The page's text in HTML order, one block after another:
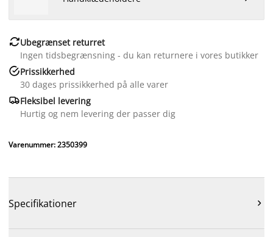
Ubegrænset returret
Ingen tidsbegrænsning - du kan returnere i vores butikker
Prissikkerhed
30 dages prissikkerhed på alle varer
Fleksibel levering
Hurtig og nem levering der passer dig
Varenummer: 2350399
Specifikationer 